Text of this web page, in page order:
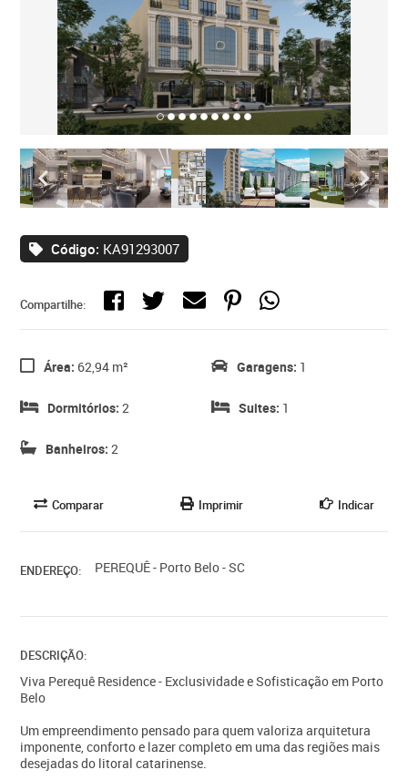
Código: KA91293007
Compartilhe:
Área: 62,94 m²
Dormitórios: 2
Banheiros: 2
Garagens: 1
Suites: 1
Comparar Imprimir Indicar
ENDEREÇO: PEREQUÊ - Porto Belo - SC
DESCRIÇÃO:
Viva Perequê Residence - Exclusividade e Sofisticação em Porto
Belo
Um empreendimento pensado para quem valoriza arquitetura
imponente, conforto e lazer completo em uma das regiões mais
desejadas do litoral catarinense.